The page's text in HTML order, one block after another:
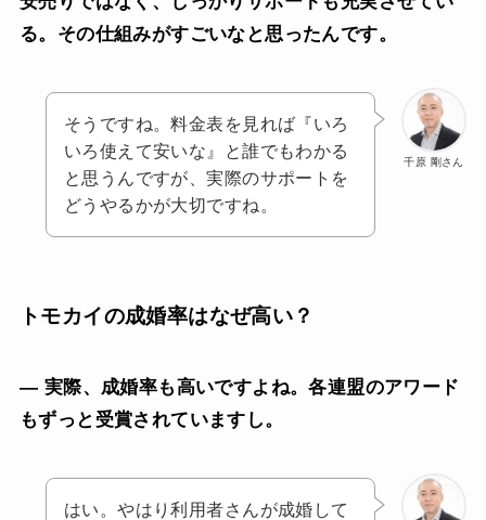
る。その仕組みがすごいなと思ったんです。
千原 剛さん
そうですね。料金表を見れば『いろ
いろ使えて安いな』と誰でもわかる
と思うんですが、実際のサポートを
どうやるかが大切ですね。
トモカイの成婚率はなぜ高い？
— 実際、成婚率も高いですよね。各連盟のアワード
もずっと受賞されていますし。
はい。やはり利用者さんが成婚して